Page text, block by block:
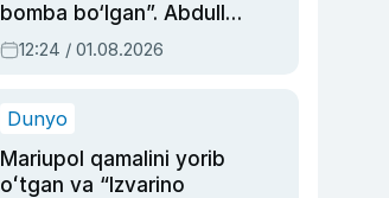
bomba bo‘lgan”. Abdulla
Oripovni siyosiy
ayblovlardan asrab
12:24 / 01.08.2026
Dunyo
Mariupol qamalini yorib
oʻtgan va “Izvarino